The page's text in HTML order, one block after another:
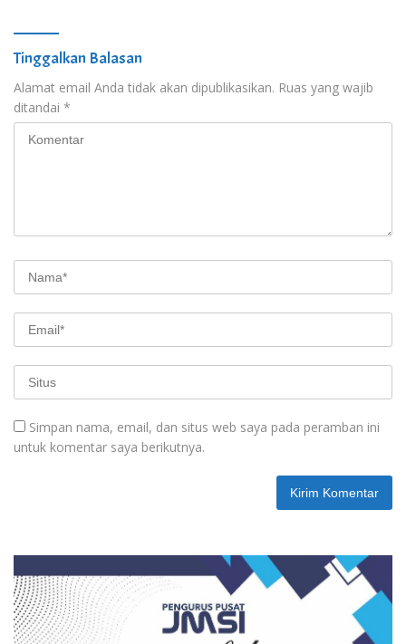
Tinggalkan Balasan
Alamat email Anda tidak akan dipublikasikan. Ruas yang wajib
ditandai *
Simpan nama, email, dan situs web saya pada peramban ini
untuk komentar saya berikutnya.